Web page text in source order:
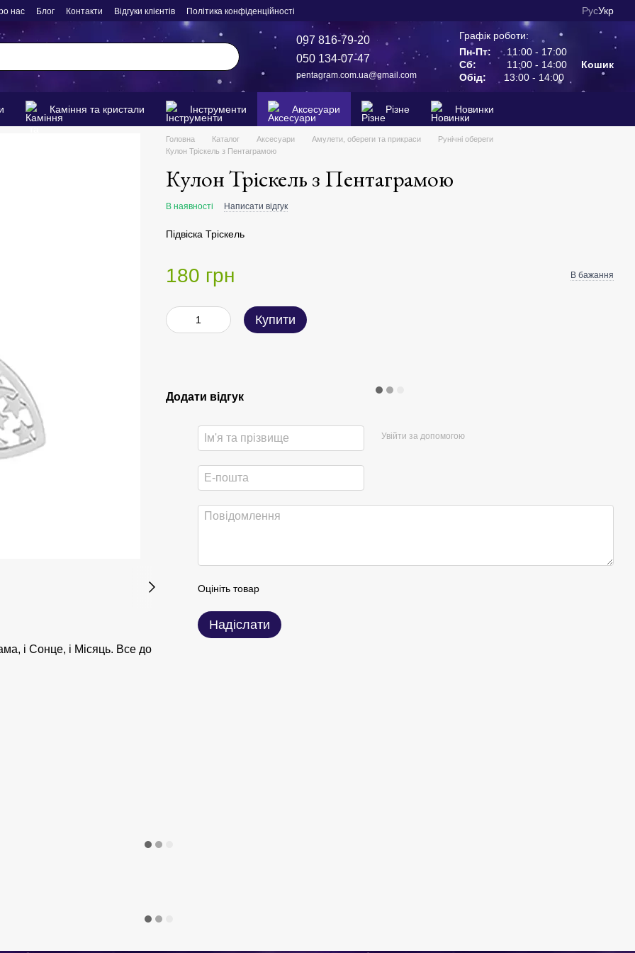
нас Блог Контакти Відгуки клієнтів Політика конфіденційності РусУкр
097 816-79-20
050 134-07-47
pentagram.com.ua@gmail.com
Графік роботи:
Пн-Пт:
11:00 - 17:00
Сб:
11:00 - 14:00
Обід:
13:00 - 14:00
Кошик
Каміння та кристали Інструменти Аксесуари Різне Новинки
і Сонце, і Місяць. Все до
Головна Каталог Аксесуари Амулети, обереги та прикраси
Рунічні обереги
Кулон Тріскель з Пентаграмою
Кулон Тріскель з Пентаграмою
В наявності Написати відгук
Підвіска Тріскель
180 грн В бажання
Купити
Додати відгук
Увійти за допомогою
Оцініть товар
Надіслати